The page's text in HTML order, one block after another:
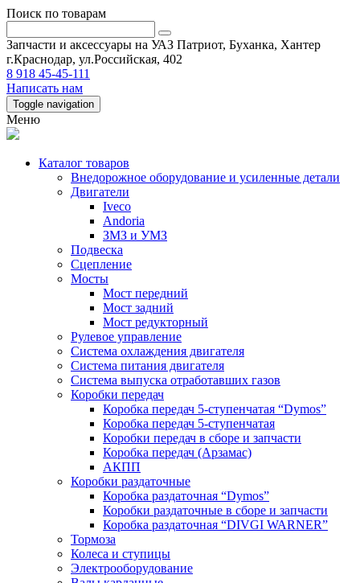
Поиск по товарам
Запчасти и аксессуары на УАЗ Патриот, Буханка, Хантер
г.Краснодар, ул.Российская, 402
8 918 45-45-111
Написать нам
Toggle navigation
Меню
Каталог товаров
Внедорожное оборудование и усиленные детали
Двигатели
Iveco
Andoria
ЗМЗ и УМЗ
Подвеска
Сцепление
Мосты
Мост передний
Мост задний
Мост редукторный
Рулевое управление
Система охлаждения двигателя
Система питания двигателя
Система выпуска отработавших газов
Коробки передач
Коробка передач 5-ступенчатая “Dymos”
Коробка передач 5-ступенчатая
Коробки передач в сборе и запчасти
Коробка передач (Арзамас)
АКПП
Коробки раздаточные
Коробка раздаточная “Dymos”
Коробки раздаточные в сборе и запчасти
Коробка раздаточная “DIVGI WARNER”
Тормоза
Колеса и ступицы
Электрооборудование